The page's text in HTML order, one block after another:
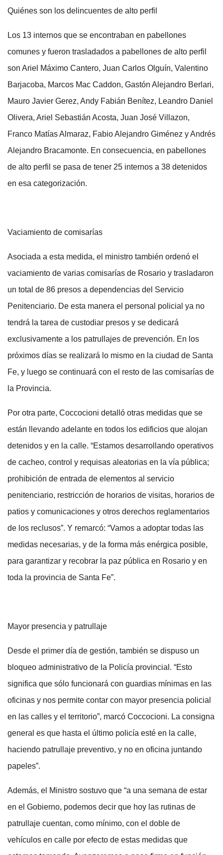
Quiénes son los delincuentes de alto perfil
Los 13 internos que se encontraban en pabellones
comunes y fueron trasladados a pabellones de alto perfil
son Ariel Máximo Cantero, Juan Carlos Olguín, Valentino
Barjacoba, Marcos Mac Caddon, Gastón Alejandro Berlari,
Mauro Javier Gerez, Andy Fabián Benítez, Leandro Daniel
Olivera, Ariel Sebastián Acosta, Juan José Villazon,
Franco Matías Almaraz, Fabio Alejandro Giménez y Andrés
Alejandro Bracamonte. En consecuencia, en pabellones
de alto perfil se pasa de tener 25 internos a 38 detenidos
en esa categorización.
Vaciamiento de comisarías
Asociada a esta medida, el ministro también ordenó el
vaciamiento de varias comisarías de Rosario y trasladaron
un total de 86 presos a dependencias del Servicio
Penitenciario. De esta manera el personal policial ya no
tendrá la tarea de custodiar presos y se dedicará
exclusivamente a los patrullajes de prevención. En los
próximos días se realizará lo mismo en la ciudad de Santa
Fe, y luego se continuará con el resto de las comisarías de
la Provincia.
Por otra parte, Coccocioni detalló otras medidas que se
están llevando adelante en todos los edificios que alojan
detenidos y en la calle. “Estamos desarrollando operativos
de cacheo, control y requisas aleatorias en la vía pública;
prohibición de entrada de elementos al servicio
penitenciario, restricción de horarios de visitas, horarios de
patios y comunicaciones y otros derechos reglamentarios
de los reclusos”. Y remarcó: “Vamos a adoptar todas las
medidas necesarias, y de la forma más enérgica posible,
para garantizar y recobrar la paz pública en Rosario y en
toda la provincia de Santa Fe”.
Mayor presencia y patrullaje
Desde el primer día de gestión, también se dispuso un
bloqueo administrativo de la Policía provincial. “Esto
significa que sólo funcionará con guardias mínimas en las
oficinas y nos permite contar con mayor presencia policial
en las calles y el territorio”, marcó Coccocioni. La consigna
general es que hasta el último policía esté en la calle,
haciendo patrullaje preventivo, y no en oficina juntando
papeles”.
Además, el Ministro sostuvo que “a una semana de estar
en el Gobierno, podemos decir que hoy las rutinas de
patrullaje cuentan, como mínimo, con el doble de
vehículos en calle por efecto de estas medidas que